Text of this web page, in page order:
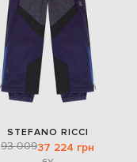
STEFANO RICCI
93 00937 224 грн